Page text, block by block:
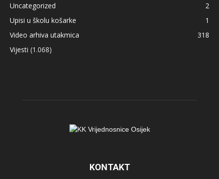
Uncategorized
2
Upisi u školu košarke
1
Video arhiva utakmica
318
Vijesti (1.068)
KONTAKT